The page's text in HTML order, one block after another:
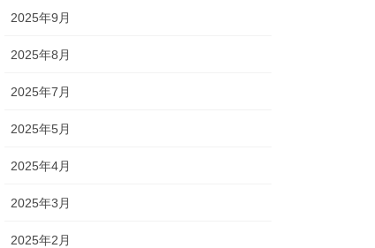
2025年9月
2025年8月
2025年7月
2025年5月
2025年4月
2025年3月
2025年2月